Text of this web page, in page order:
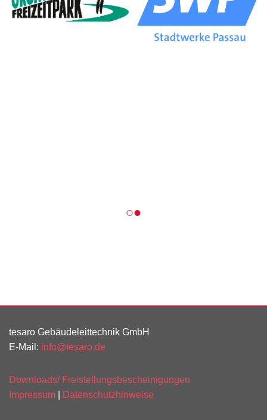
tesaro Gebäudeleittechnik GmbH
E-Mail: info@tesaro.de
Downloads/ Freistellungsbescheinigungen
Impressum
Datenschutzhinweise